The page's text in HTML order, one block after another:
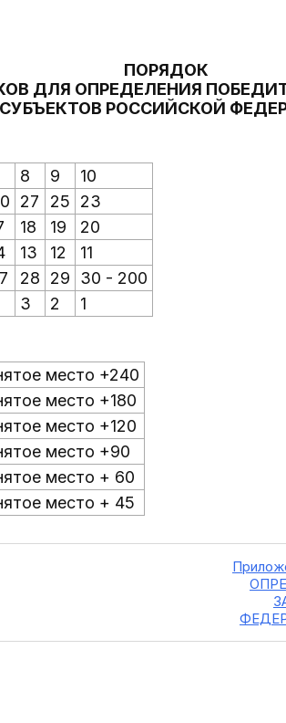
ПОРЯДОК
ДЛЯ ОПРЕДЕЛЕНИЯ
РОССИЙСКОЙ
8 9
10
27 25
23
18 19
20
13 12
11
28 29
30 - 200
3 2 1
место +240
место +180
место +120
место +90
место + 60
место + 45